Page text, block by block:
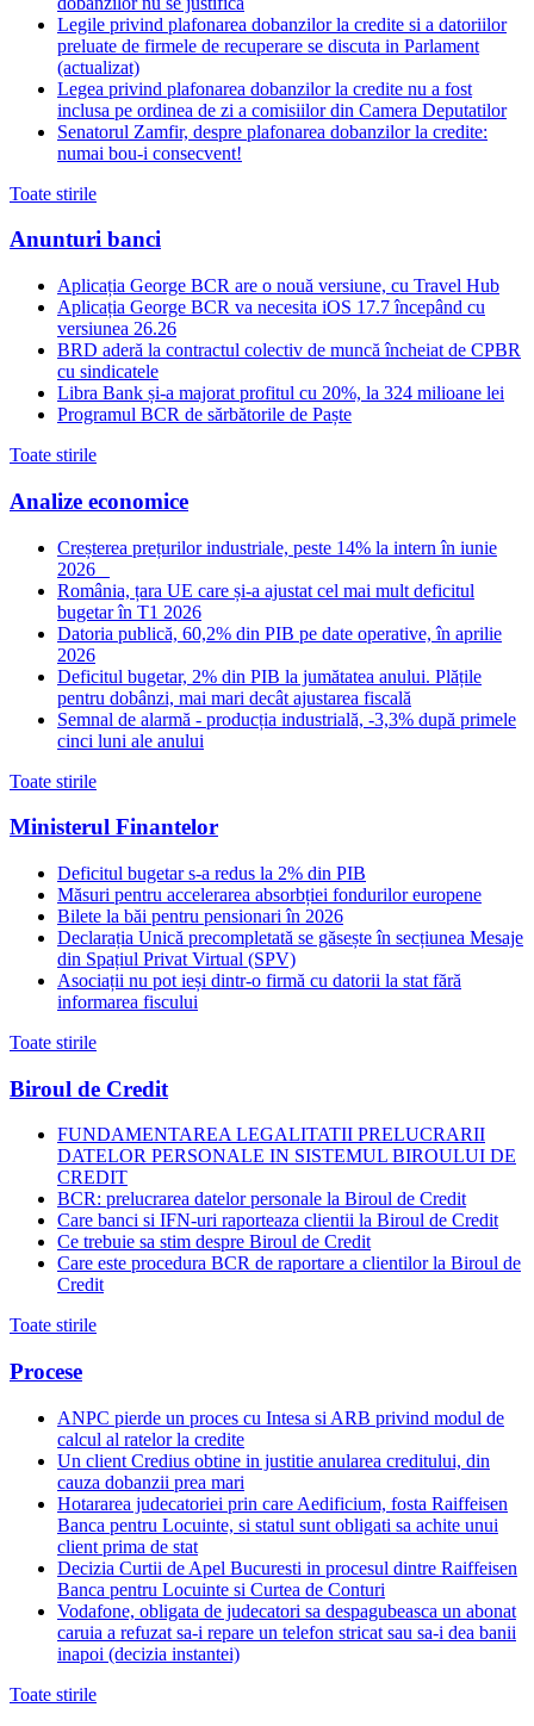
Legile privind plafonarea dobanzilor la credite si a datoriilor
preluate de firmele de recuperare se discuta in Parlament
(actualizat)
Legea privind plafonarea dobanzilor la credite nu a fost
inclusa pe ordinea de zi a comisiilor din Camera Deputatilor
Senatorul Zamfir, despre plafonarea dobanzilor la credite:
numai bou-i consecvent!
Toate stirile
Anunturi banci
Aplicația George BCR are o nouă versiune, cu Travel Hub
Aplicația George BCR va necesita iOS 17.7 începând cu
versiunea 26.26
BRD aderă la contractul colectiv de muncă încheiat de CPBR
cu sindicatele
Libra Bank și-a majorat profitul cu 20%, la 324 milioane lei
Programul BCR de sărbătorile de Paște
Toate stirile
Analize economice
Creșterea prețurilor industriale, peste 14% la intern în iunie
2026
România, țara UE care și-a ajustat cel mai mult deficitul
bugetar în T1 2026
Datoria publică, 60,2% din PIB pe date operative, în aprilie
2026
Deficitul bugetar, 2% din PIB la jumătatea anului. Plățile
pentru dobânzi, mai mari decât ajustarea fiscală
Semnal de alarmă - producția industrială, -3,3% după primele
cinci luni ale anului
Toate stirile
Ministerul Finantelor
Deficitul bugetar s-a redus la 2% din PIB
Măsuri pentru accelerarea absorbției fondurilor europene
Bilete la băi pentru pensionari în 2026
Declarația Unică precompletată se găsește în secțiunea Mesaje
din Spațiul Privat Virtual (SPV)
Asociații nu pot ieși dintr-o firmă cu datorii la stat fără
informarea fiscului
Toate stirile
Biroul de Credit
FUNDAMENTAREA LEGALITATII PRELUCRARII
DATELOR PERSONALE IN SISTEMUL BIROULUI DE
CREDIT
BCR: prelucrarea datelor personale la Biroul de Credit
Care banci si IFN-uri raporteaza clientii la Biroul de Credit
Ce trebuie sa stim despre Biroul de Credit
Care este procedura BCR de raportare a clientilor la Biroul de
Credit
Toate stirile
Procese
ANPC pierde un proces cu Intesa si ARB privind modul de
calcul al ratelor la credite
Un client Credius obtine in justitie anularea creditului, din
cauza dobanzii prea mari
Hotararea judecatoriei prin care Aedificium, fosta Raiffeisen
Banca pentru Locuinte, si statul sunt obligati sa achite unui
client prima de stat
Decizia Curtii de Apel Bucuresti in procesul dintre Raiffeisen
Banca pentru Locuinte si Curtea de Conturi
Vodafone, obligata de judecatori sa despagubeasca un abonat
caruia a refuzat sa-i repare un telefon stricat sau sa-i dea banii
inapoi (decizia instantei)
Toate stirile